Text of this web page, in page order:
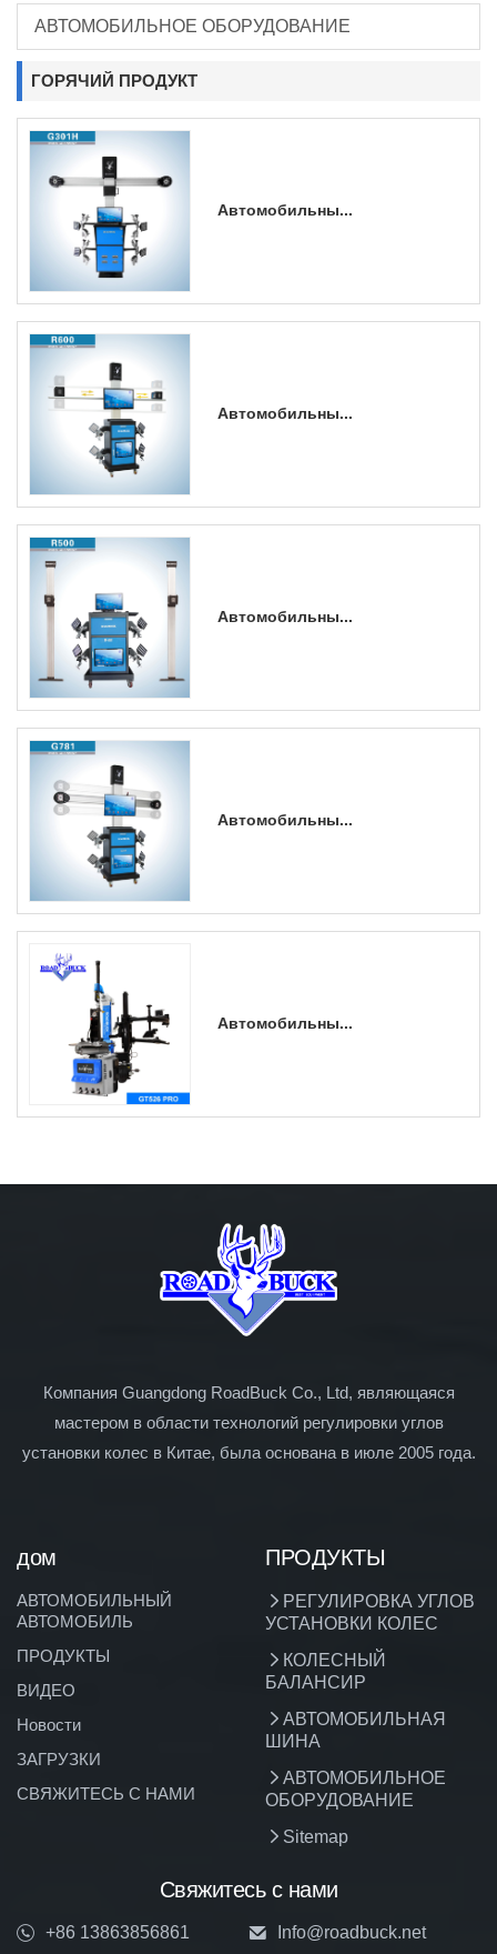
АВТОМОБИЛЬНОЕ ОБОРУДОВАНИЕ
ГОРЯЧИЙ ПРОДУКТ
Автомобильны...
Автомобильны...
Автомобильны...
Автомобильны...
Автомобильны...
Компания Guangdong RoadBuck Co., Ltd, являющаяся
мастером в области технологий регулировки углов
установки колес в Китае, была основана в июле 2005 года.
дом
АВТОМОБИЛЬНЫЙ
АВТОМОБИЛЬ
ПРОДУКТЫ
ВИДЕО
Новости
ЗАГРУЗКИ
СВЯЖИТЕСЬ С НАМИ
ПРОДУКТЫ
РЕГУЛИРОВКА УГЛОВ
УСТАНОВКИ КОЛЕС
КОЛЕСНЫЙ
БАЛАНСИР
АВТОМОБИЛЬНАЯ
ШИНА
АВТОМОБИЛЬНОЕ
ОБОРУДОВАНИЕ
Sitemap
Свяжитесь с нами
+86 13863856861 Info@roadbuck.net